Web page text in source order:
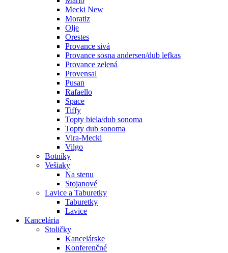
Mecki New
Moratiz
Olje
Orestes
Provance sivá
Provance sosna andersen/dub lefkas
Provance zelená
Provensal
Pusan
Rafaello
Space
Tiffy
Topty biela/dub sonoma
Topty dub sonoma
Vira-Mecki
Vilgo
Botníky
Vešiaky
Na stenu
Stojanové
Lavice a Taburetky
Taburetky
Lavice
Kancelária
Stoličky
Kancelárske
Konferenčné